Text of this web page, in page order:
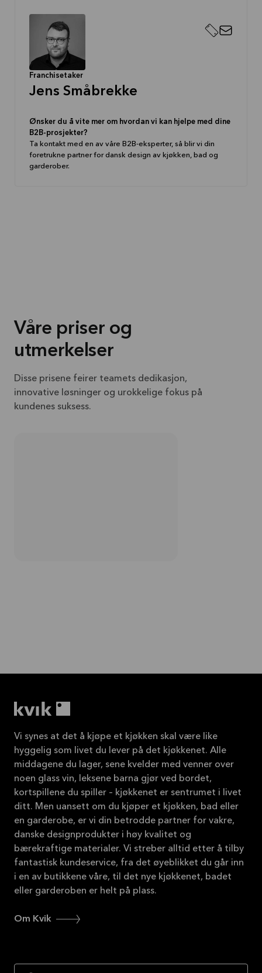
Franchisetaker
Jens Småbrekke
Ønsker du å vite mer om hvordan vi kan hjelpe med dine
B2B-prosjekter?
Ta kontakt med en av våre B2B-eksperter, så blir vi din
foretrukne partner for dansk design av kjøkken, bad og
garderober.
Våre priser og
utmerkelser
Disse prisene feirer teamets dedikasjon,
innovative løsninger og urokkelige fokus på
kundenes suksess.
Vi synes at det å kjøpe et kjøkken skal være like
hyggelig som livet du lever på det kjøkkenet. Alle
middagene du lager, sene kvelder med venner over
noen glass vin, leksene barna gjør ved bordet,
kortspillene du spiller – kjøkkenet er sentrumet i livet
ditt. Men uansett om du kjøper et kjøkken, bad eller
en garderobe, er vi din betrodde partner for vakre,
danske designprodukter i høy kvalitet og
bærekraftige materialer. Vi streber alltid etter å tilby
fantastisk kundeservice, fra det øyeblikket du går inn
i en av butikkene våre, til det nye kjøkkenet, badet
eller garderoben er helt på plass.
Om Kvik